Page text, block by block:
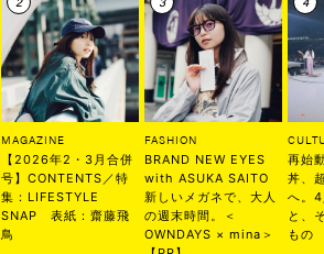
MAGAZINE
【2026年2・3月合併
号】CONTENTS／特
集：LIFESTYLE
SNAP 表紙：齋藤飛
鳥
FASHION
BRAND NEW EYES
with ASUKA SAITO
新しいメガネで、大人
の週末時間。＜
OWNDAYS × mina＞
再始
丼、
へ。
と、
もの